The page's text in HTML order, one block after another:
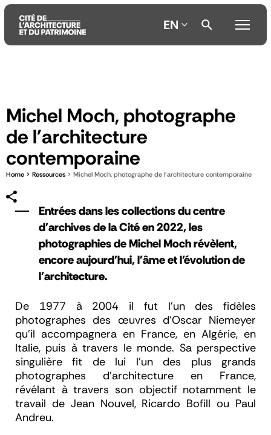
contenu
principal
menu
principal
la
recherche
EN
Michel Moch, photographe
de l'architecture
contemporaine
Home Ressources Michel Moch, photographe de l'architecture contemporaine
Entrées dans les collections du centre
d'archives de la Cité en 2022, les
photographies de Michel Moch révèlent,
encore aujourd'hui, l'âme et l'évolution de
l'architecture.
De 1977 à 2004 il fut l’un des fidèles
photographes des œuvres d’Oscar Niemeyer
qu’il accompagnera en France, en Algérie, en
Italie, puis à travers le monde. Sa perspective
singulière fit de lui l’un des plus grands
photographes d’architecture en France,
révélant à travers son objectif notamment le
travail de Jean Nouvel, Ricardo Bofill ou Paul
Andreu.